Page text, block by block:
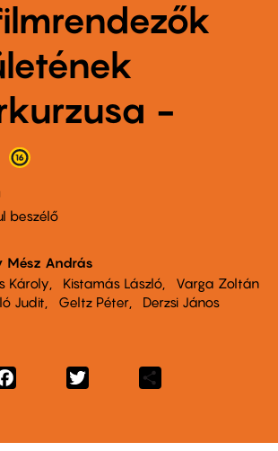
-
beszélő
Mész András
Károly Kistamás László
Varga Zoltán
Judit
Geltz Péter Derzsi János
Facebook